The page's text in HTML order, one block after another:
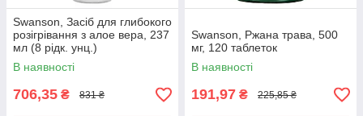
Swanson, Засіб для глибокого
розігрівання з алое вера, 237
мл (8 рідк. унц.)
В наявності
706,35 ₴ 831 ₴
Swanson, Ржана трава, 500
мг, 120 таблеток
В наявності
191,97 ₴ 225,85 ₴